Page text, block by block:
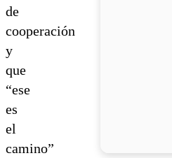
de
cooperación
y
que
“ese
es
el
camino”